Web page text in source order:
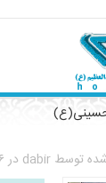
توسطdabirدر ۱۶. اوت ۲۰۲۵ - ۱۲:۳۰